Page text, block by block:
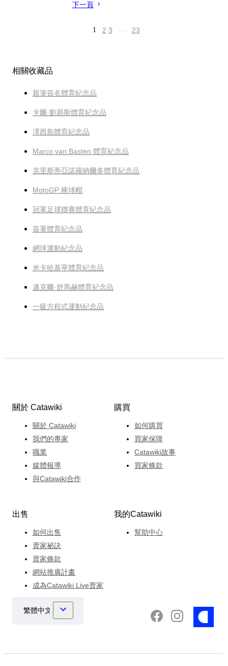
下一頁
1 2 3 … 23
相關收藏品
親筆簽名體育紀念品
卡爾·劉易斯體育紀念品
澤西島體育紀念品
Marco van Basten 體育紀念品
克里斯蒂亞諾羅納爾多體育紀念品
MotoGP 棒球帽
冠軍足球聯賽體育紀念品
簽署體育紀念品
網球運動紀念品
米卡哈基寧體育紀念品
邁克爾·舒馬赫體育紀念品
一級方程式運動紀念品
關於 Catawiki
關於 Catawiki
我們的專家
職業
媒體報導
與Catawiki合作
購買
如何購買
買家保障
Catawiki故事
買家條款
出售
如何出售
賣家祕訣
賣家條款
網站推廣計畫
成為Catawiki Live賣家
我的Catawiki
幫助中心